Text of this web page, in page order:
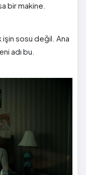
bir makine.
işin sosu değil. Ana
adı bu.